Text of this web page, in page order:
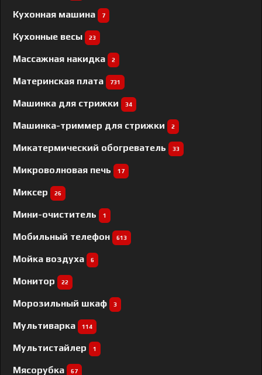
Кухонная машина 7
Кухонные весы 23
Массажная накидка 2
Материнская плата 731
Машинка для стрижки 34
Машинка-триммер для стрижки 2
Микатермический обогреватель 33
Микроволновая печь 17
Миксер 26
Мини-очиститель 1
Мобильный телефон 613
Мойка воздуха 6
Монитор 22
Морозильный шкаф 3
Мультиварка 114
Мультистайлер 1
Мясорубка 67